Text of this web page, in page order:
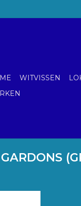
WITVISSEN